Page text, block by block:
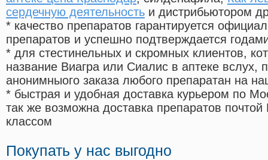
сердечную деятельность и дистрибьютором
* качество препаратов гарантируется
препаратов и успешно подтверждается
* для стестинельных и скромных клиентов,
название Виагра или Сиалис в аптеке вслух,
анонимныого заказа любого препаратан на
* быстрая и удобная доставка курьером по
так же возможна доставка препаратов
классом
Покупать у нас выгодно